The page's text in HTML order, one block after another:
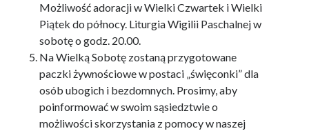
Możliwość adoracji w Wielki Czwartek i Wielki
Piątek do północy. Liturgia Wigilii Paschalnej w
sobotę o godz. 20.00.
Na Wielką Sobotę zostaną przygotowane
paczki żywnościowe w postaci „święconki” dla
osób ubogich i bezdomnych. Prosimy, aby
poinformować w swoim sąsiedztwie o
możliwości skorzystania z pomocy w naszej